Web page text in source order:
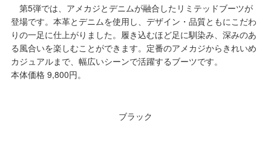
第5弾では、アメカジとデニムが融合したリミテッドブーツが
登場です。本革とデニムを使用し、デザイン・品質ともにこだわ
りの一足に仕上がりました。履き込むほど足に馴染み、深みのあ
る風合いを楽しむことができます。定番のアメカジからきれいめ
カジュアルまで、幅広いシーンで活躍するブーツです。
本体価格 9,800円。
ブラック